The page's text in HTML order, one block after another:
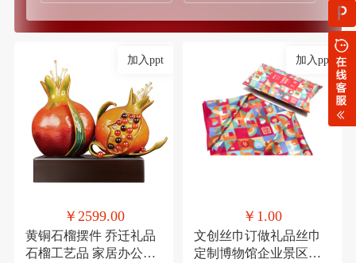
加入ppt
￥2599.00
黄铜石榴摆件 乔迁礼品
石榴工艺品 家居办公装
加入ppt
￥1.00
文创丝巾订做礼品丝巾
定制博物馆企业景区文